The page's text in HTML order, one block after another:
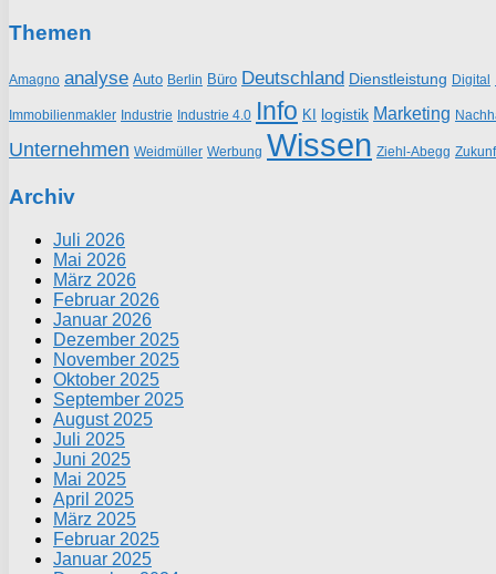
Themen
Amagno analyse Auto Berlin Büro Deutschland Dienstleistung Digital
Immobilienmakler Industrie Industrie 4.0 Info KI logistik Marketing
Unternehmen Weidmüller Werbung Wissen Ziehl-Abegg
Archiv
Juli 2026
Mai 2026
März 2026
Februar 2026
Januar 2026
Dezember 2025
November 2025
Oktober 2025
September 2025
August 2025
Juli 2025
Juni 2025
Mai 2025
April 2025
März 2025
Februar 2025
Januar 2025